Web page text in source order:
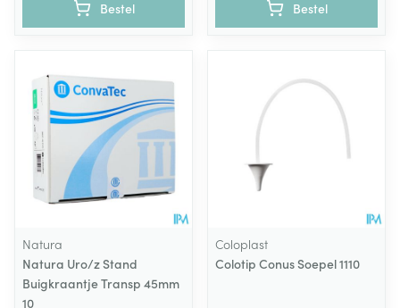
Bestel Bestel
Natura
Natura Uro/z Stand
Buigkraantje Transp 45mm
10
Coloplast
Colotip Conus Soepel 1110